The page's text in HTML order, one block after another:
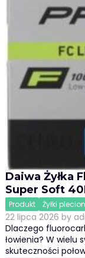
Daiwa Żyłka
Super Soft
Produkt Żyłki
22 lipca 2026 by
Dlaczego
łowienia? W wielu
skuteczności